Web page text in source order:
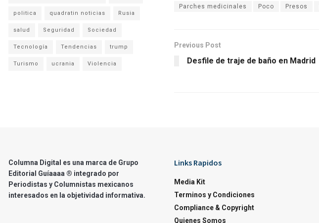
Parches medicinales Poco Presos
Previous Post
Desfile de traje de baño en Madrid
politica quadratin noticias Rusia
salud Seguridad Sociedad
Tecnología Tendencias trump
Turismo ucrania Violencia
Columna Digital es una marca de Grupo
Editorial Guíaaaa ® integrado por
Periodistas y Columnistas mexicanos
interesados en la objetividad informativa.
Links Rapidos
Media Kit
Terminos y Condiciones
Compliance & Copyright
Quienes Somos